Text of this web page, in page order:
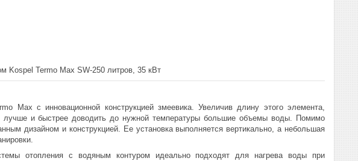
Kospel Termo Max SW-250 литров, 35 кВт
Max с инновационной конструкцией змеевика. Увеличив длину этого элемента,
лучше и быстрее доводить до нужной температуры большие объемы воды. Помимо
дизайном и конструкцией. Ее установка выполняется вертикально, а небольшая
отопления с водяным контуром идеально подходят для нагрева воды при